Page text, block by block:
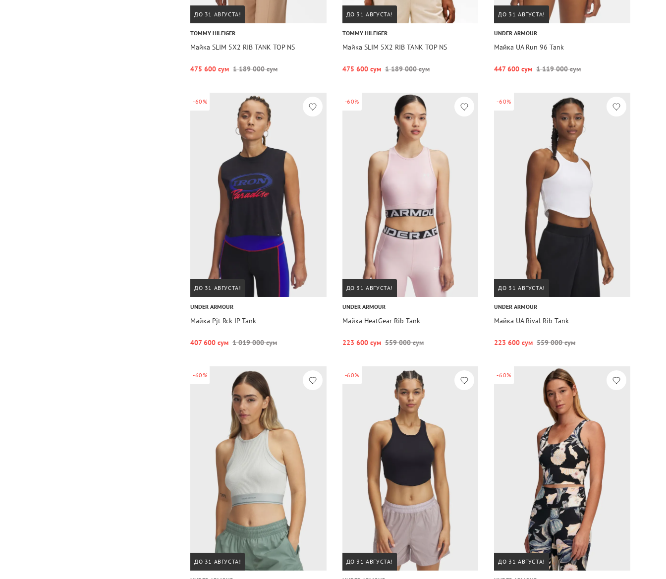
ДО 31 АВГУСТА!
TOMMY HILFIGER
Майка SLIM 5X2 RIB TANK TOP NS
475 600 сум 1 189 000 сум
ДО 31 АВГУСТА!
TOMMY HILFIGER
Майка SLIM 5X2 RIB TANK TOP NS
475 600 сум 1 189 000 сум
ДО 31 АВГУСТА!
UNDER ARMOUR
Майка UA Run 96 Tank
447 600 сум 1 119 000 сум
-60%
ДО 31 АВГУСТА!
UNDER ARMOUR
Майка Pjt Rck IP Tank
407 600 сум 1 019 000 сум
-60%
ДО 31 АВГУСТА!
UNDER ARMOUR
Майка HeatGear Rib Tank
223 600 сум 559 000 сум
-60%
ДО 31 АВГУСТА!
UNDER ARMOUR
Майка UA Rival Rib Tank
223 600 сум 559 000 сум
-60%
ДО 31 АВГУСТА!
-60%
ДО 31 АВГУСТА!
-60%
ДО 31 АВГУСТА!